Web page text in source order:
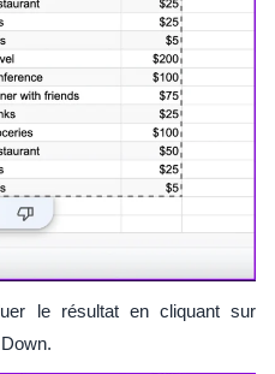
le résultat en cliquant sur